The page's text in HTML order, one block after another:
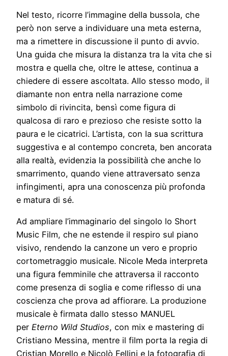
Nel testo, ricorre l’immagine della bussola, che
però non serve a individuare una meta esterna,
ma a rimettere in discussione il punto di avvio.
Una guida che misura la distanza tra la vita che si
mostra e quella che, oltre le attese, continua a
chiedere di essere ascoltata. Allo stesso modo, il
diamante non entra nella narrazione come
simbolo di rivincita, bensì come figura di
qualcosa di raro e prezioso che resiste sotto la
paura e le cicatrici. L’artista, con la sua scrittura
suggestiva e al contempo concreta, ben ancorata
alla realtà, evidenzia la possibilità che anche lo
smarrimento, quando viene attraversato senza
infingimenti, apra una conoscenza più profonda
e matura di sé.
Ad ampliare l’immaginario del singolo lo Short
Music Film, che ne estende il respiro sul piano
visivo, rendendo la canzone un vero e proprio
cortometraggio musicale. Nicole Meda interpreta
una figura femminile che attraversa il racconto
come presenza di soglia e come riflesso di una
coscienza che prova ad affiorare. La produzione
musicale è firmata dallo stesso MANUEL
per Eterno Wild Studios, con mix e mastering di
Cristiano Messina, mentre il film porta la regia di
Cristian Morello e Nicolò Fellini e la fotografia di